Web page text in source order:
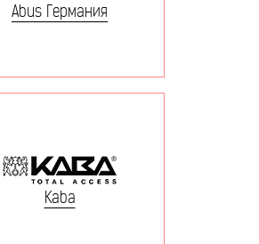
Abus Германия
Kaba